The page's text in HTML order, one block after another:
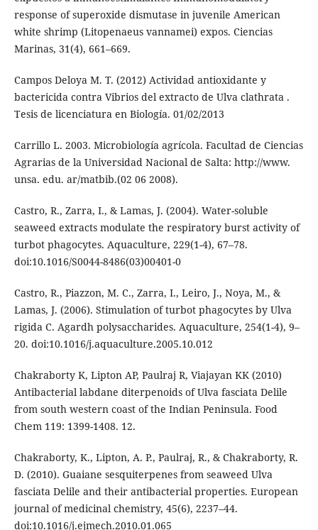
response of superoxide dismutase in juvenile American
white shrimp (Litopenaeus vannamei) expos. Ciencias
Marinas, 31(4), 661–669.
Campos Deloya M. T. (2012) Actividad antioxidante y
bactericida contra Vibrios del extracto de Ulva clathrata .
Tesis de licenciatura en Biología. 01/02/2013
Carrillo L. 2003. Microbiología agrícola. Facultad de Ciencias
Agrarias de la Universidad Nacional de Salta: http://www.
unsa. edu. ar/matbib.(02 06 2008).
Castro, R., Zarra, I., & Lamas, J. (2004). Water-soluble
seaweed extracts modulate the respiratory burst activity of
turbot phagocytes. Aquaculture, 229(1-4), 67–78.
doi:10.1016/S0044-8486(03)00401-0
Castro, R., Piazzon, M. C., Zarra, I., Leiro, J., Noya, M., &
Lamas, J. (2006). Stimulation of turbot phagocytes by Ulva
rigida C. Agardh polysaccharides. Aquaculture, 254(1-4), 9–
20. doi:10.1016/j.aquaculture.2005.10.012
Chakraborty K, Lipton AP, Paulraj R, Viajayan KK (2010)
Antibacterial labdane diterpenoids of Ulva fasciata Delile
from south western coast of the Indian Peninsula. Food
Chem 119: 1399-1408. 12.
Chakraborty, K., Lipton, A. P., Paulraj, R., & Chakraborty, R.
D. (2010). Guaiane sesquiterpenes from seaweed Ulva
fasciata Delile and their antibacterial properties. European
journal of medicinal chemistry, 45(6), 2237–44.
doi:10.1016/j.ejmech.2010.01.065